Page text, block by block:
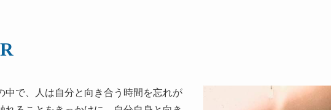
中で、人は自分と向き合う時間を忘れが